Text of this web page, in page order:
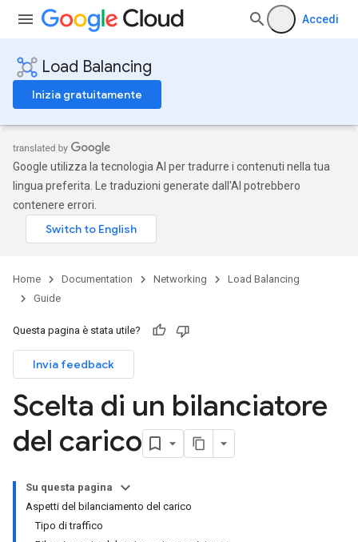
Accedi
Load Balancing
Inizia gratuitamente
Google utilizza la tecnologia AI per tradurre i contenuti nella tua
lingua preferita. Le traduzioni generate dall'AI potrebbero
contenere errori.
Home Documentation Networking
Load Balancing
Guide
Questa pagina è stata utile?
Invia feedback
Scelta di un bilanciatore
del carico
Su questa pagina
Aspetti del bilanciamento del carico
Tipo di traffico